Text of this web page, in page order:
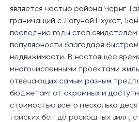
энергопотребления, что делает
убежищем для тех, кто ценит
передовые технологии.
В этом бутик-комплексе вы
одноэтажные виллы с бассейном,
может похвастаться тремя
собственной ванной комнатой,
открытой планировки, а также
На открытых площадках есть
является частью района Чернг
граничащий с Лагуной Пхукет,
последние годы стал свидетелем
популярности благодаря
недвижимости. В настоящее
многочисленными проектами
отвечающих самым разным
бюджетам: от скромных и
стоимостью всего несколько
тайских бат до роскошных вилл,